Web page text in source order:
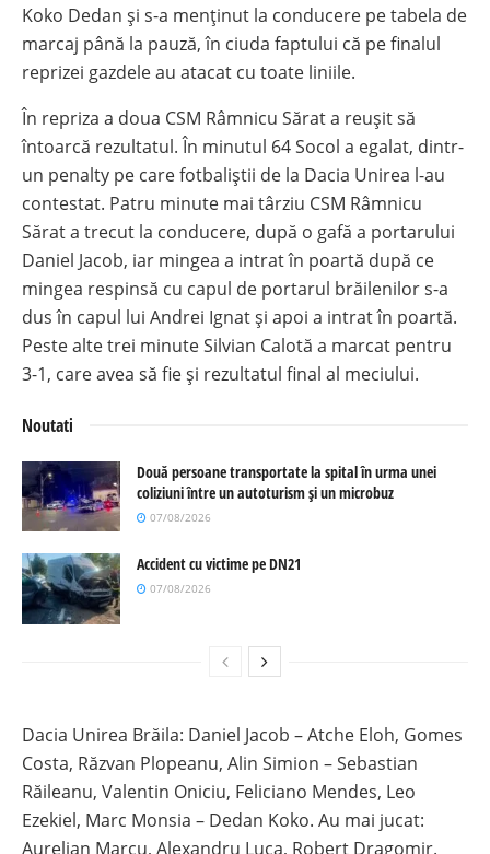
Koko Dedan și s-a menținut la conducere pe tabela de
marcaj până la pauză, în ciuda faptului că pe finalul
reprizei gazdele au atacat cu toate liniile.
În repriza a doua CSM Râmnicu Sărat a reușit să
întoarcă rezultatul. În minutul 64 Socol a egalat, dintr-
un penalty pe care fotbaliștii de la Dacia Unirea l-au
contestat. Patru minute mai târziu CSM Râmnicu
Sărat a trecut la conducere, după o gafă a portarului
Daniel Jacob, iar mingea a intrat în poartă după ce
mingea respinsă cu capul de portarul brăilenilor s-a
dus în capul lui Andrei Ignat și apoi a intrat în poartă.
Peste alte trei minute Silvian Calotă a marcat pentru
3-1, care avea să fie și rezultatul final al meciului.
Noutati
Două persoane transportate la spital în urma unei
coliziuni între un autoturism și un microbuz
07/08/2026
Accident cu victime pe DN21
07/08/2026
Dacia Unirea Brăila: Daniel Jacob – Atche Eloh, Gomes
Costa, Răzvan Plopeanu, Alin Simion – Sebastian
Răileanu, Valentin Oniciu, Feliciano Mendes, Leo
Ezekiel, Marc Monsia – Dedan Koko. Au mai jucat:
Aurelian Marcu, Alexandru Luca, Robert Dragomir.